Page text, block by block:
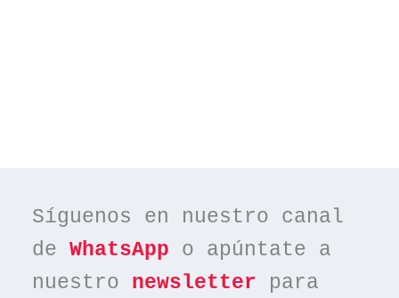
Síguenos en nuestro canal
de WhatsApp o apúntate a
nuestro newsletter para